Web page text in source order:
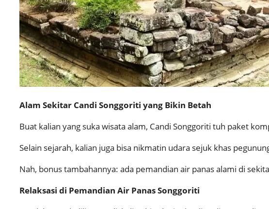
Alam Sekitar Candi Songgoriti yang Bikin Betah
Buat kalian yang suka wisata alam, Candi Songgoriti tuh paket
Selain sejarah, kalian juga bisa nikmatin udara sejuk khas
Nah, bonus tambahannya: ada pemandian air panas alami di
Relaksasi di Pemandian Air Panas Songgoriti